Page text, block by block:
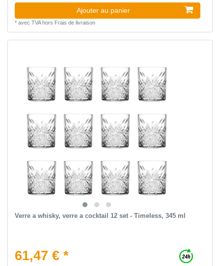
Ajouter au panier
* avec TVAhors Frais de livraison
Verre a whisky, verre a cocktail 12 set - Timeless, 345 ml
61,47 € *